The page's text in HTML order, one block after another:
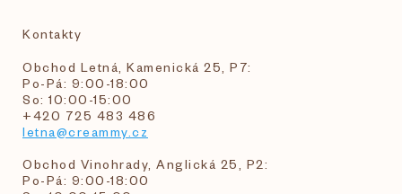
Kontakty
Obchod Letná, Kamenická 25, P7:
Po-Pá: 9:00-18:00
So: 10:00-15:00
+420 725 483 486
letna@creammy.cz
Obchod Vinohrady, Anglická 25, P2:
Po-Pá: 9:00-18:00